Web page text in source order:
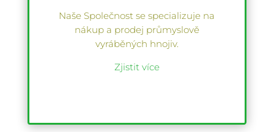
Naše Společnost se specializuje na
nákup a prodej průmyslově
vyráběných hnojiv.
Zjistit více